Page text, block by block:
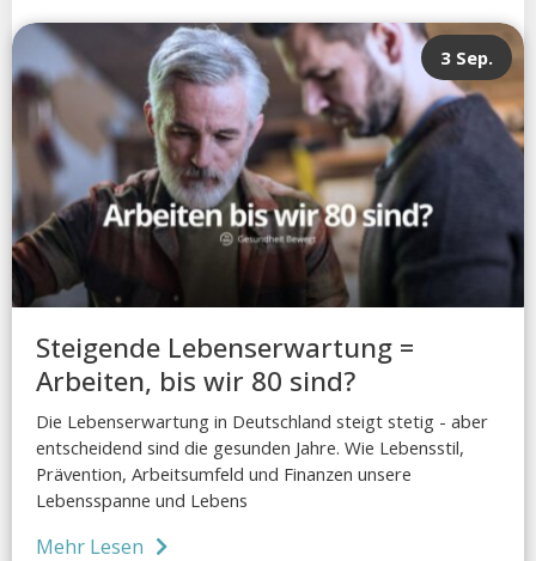
3 Sep.
Steigende Lebenserwartung =
Arbeiten, bis wir 80 sind?
Die Lebenserwartung in Deutschland steigt stetig - aber
entscheidend sind die gesunden Jahre. Wie Lebensstil,
Prävention, Arbeitsumfeld und Finanzen unsere
Lebensspanne und Lebens
Mehr Lesen